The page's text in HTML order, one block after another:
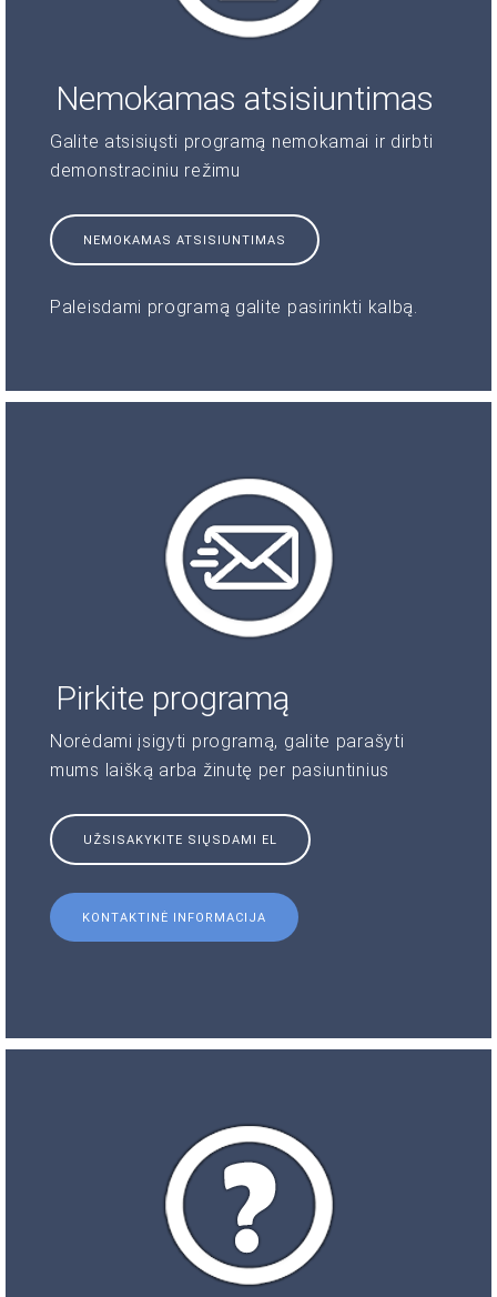
Nemokamas atsisiuntimas
Galite atsisiųsti programą nemokamai ir dirbti
demonstraciniu režimu
NEMOKAMAS ATSISIUNTIMAS
Paleisdami programą galite pasirinkti kalbą.
Pirkite programą
Norėdami įsigyti programą, galite parašyti
mums laišką arba žinutę per pasiuntinius
UŽSISAKYKITE SIŲSDAMI EL
KONTAKTINĖ INFORMACIJA